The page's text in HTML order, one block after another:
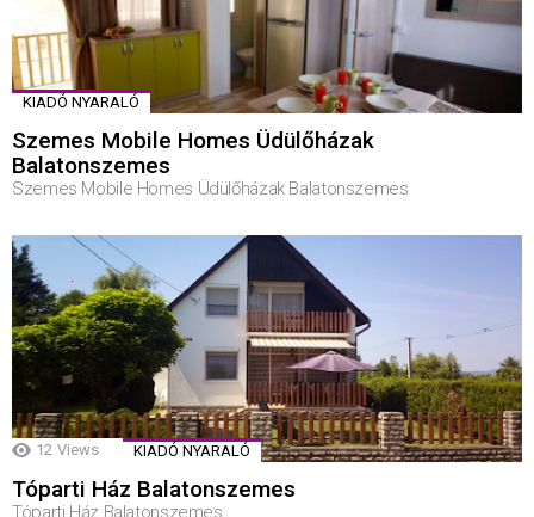
KIADÓ NYARALÓ
Szemes Mobile Homes Üdülőházak
Balatonszemes
Szemes Mobile Homes Üdülőházak Balatonszemes
12 Views KIADÓ NYARALÓ
Tóparti Ház Balatonszemes
Tóparti Ház Balatonszemes